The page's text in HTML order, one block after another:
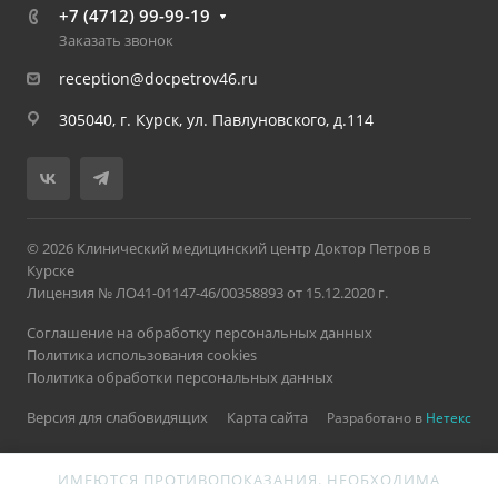
+7 (4712) 99-99-19
Заказать звонок
reception@docpetrov46.ru
305040, г. Курск, ул. Павлуновского, д.114
© 2026 Клинический медицинский центр Доктор Петров в
Курске
Лицензия № ЛО41-01147-46/00358893 от 15.12.2020 г.
Соглашение на обработку персональных данных
Политика использования cookies
Политика обработки персональных данных
Версия для слабовидящих
Карта сайта Разработано в Нетекс
ИМЕЮТСЯ ПРОТИВОПОКАЗАНИЯ. НЕОБХОДИМА
файлов cookies и сервиса веб-аналитики Яндекс.Метрика ,
которые обрабатывают ваши данные для улучшения
работы сайта.